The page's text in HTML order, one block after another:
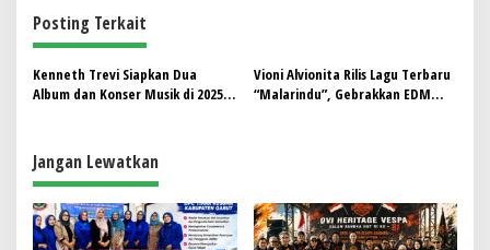
g
a
s
i
o
s
Posting Terkait
Kenneth Trevi Siapkan Dua
Album dan Konser Musik di 2025,
Vioni Alvionita Rilis Lagu Terbaru
“Malarindu”, Gebrakkan EDM
Jangan Lewatkan